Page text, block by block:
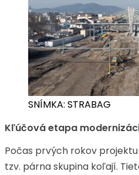
SNÍMKA: STRABAG
Kľúčová etapa
Počas prvých rokov
tzv. párna skupina koľají.